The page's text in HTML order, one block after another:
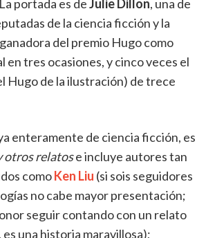
portada es deJulie Dillon, una de
de la ciencia ficción y la
del premio Hugo como
tres ocasiones, y cinco veces el
Hugo de la ilustración) de trece
enteramente de ciencia ficción, es
otros relatose incluye autores tan
comoKen Liu (si sois seguidores
no cabe mayor presentación;
seguir contando con un relato
es una historia maravillosa);